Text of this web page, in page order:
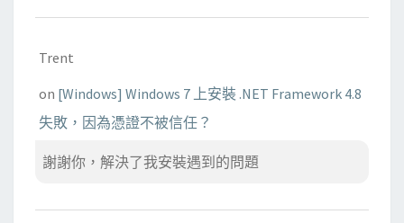
Trent
on [Windows] Windows 7 上安裝 .NET Framework 4.8
失敗，因為憑證不被信任？
謝謝你，解決了我安裝遇到的問題